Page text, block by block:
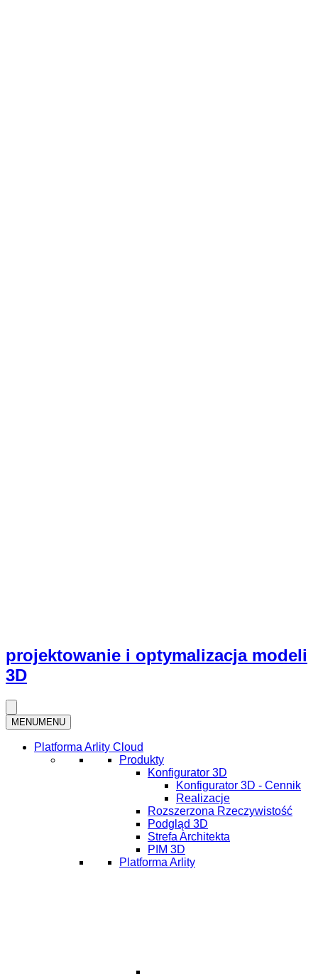
projektowanie i optymalizacja modeli
3D
MENUMENU
Platforma Arlity Cloud
Produkty
Konfigurator 3D
Konfigurator 3D - Cennik
Realizacje
Rozszerzona Rzeczywistość
Podgląd 3D
Strefa Architekta
PIM 3D
Platforma Arlity